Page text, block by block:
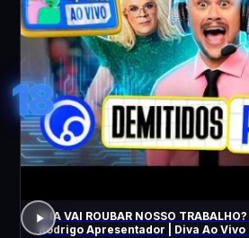
18
A IA VAI ROUBAR NOSSO
Rodrigo Apresentador | Diva Ao Vivo